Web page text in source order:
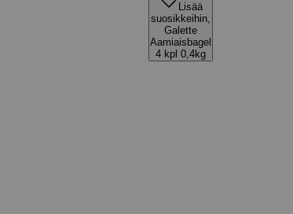
Lisää
suosikkeihin,
Galette
Aamiaisbagel
4 kpl 0,4kg